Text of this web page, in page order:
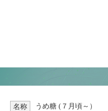
名称
うめ糖 (７月頃～）